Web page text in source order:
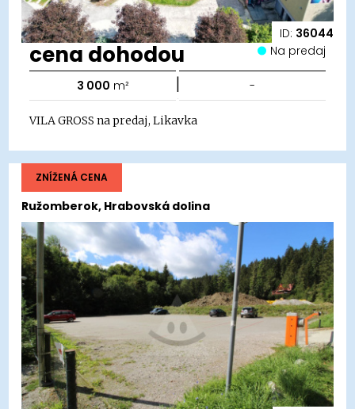
ID: 36044
cena dohodou Na predaj
3 000 m² | -
VILA GROSS na predaj, Likavka
Ružomberok, Hrabovská dolina
ZNÍŽENÁ CENA